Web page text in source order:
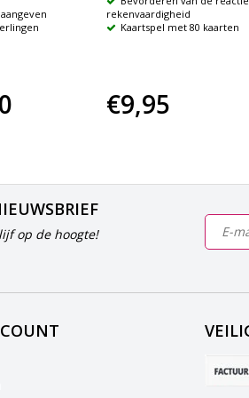
rekenvaardigheid
Kaartspel met 80 kaarten
€9,95
op de hoogte!